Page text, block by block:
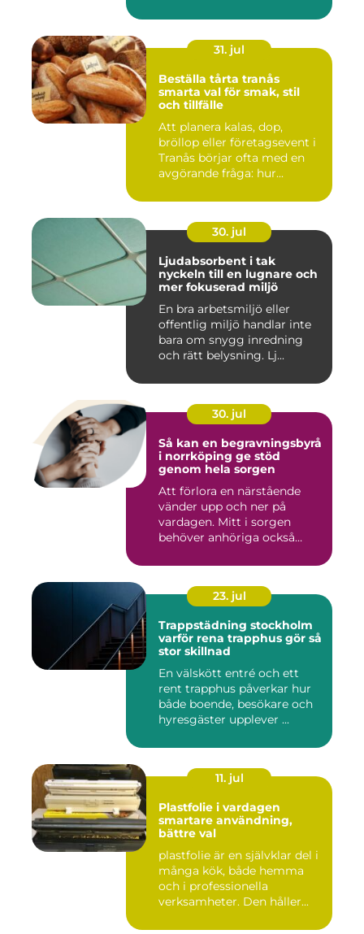
31. jul
Beställa tårta tranås
smarta val för smak, stil
och tillfälle
Att planera kalas, dop,
bröllop eller företagsevent i
Tranås börjar ofta med en
avgörande fråga: hur...
30. jul
Ljudabsorbent i tak
nyckeln till en lugnare och
mer fokuserad miljö
En bra arbetsmiljö eller
offentlig miljö handlar inte
bara om snygg inredning
och rätt belysning. Lj...
30. jul
Så kan en begravningsbyrå
i norrköping ge stöd
genom hela sorgen
Att förlora en närstående
vänder upp och ner på
vardagen. Mitt i sorgen
behöver anhöriga också
23. jul
Trappstädning stockholm
varför rena trapphus gör så
stor skillnad
En välskött entré och ett
rent trapphus påverkar hur
både boende, besökare och
hyresgäster upplever ...
11. jul
Plastfolie i vardagen
smartare användning,
bättre val
plastfolie är en självklar del i
många kök, både hemma
och i professionella
verksamheter. Den håller...